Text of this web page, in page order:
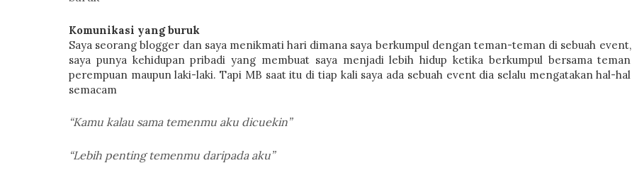
Komunikasi yang buruk
Saya seorang blogger dan saya menikmati hari dimana saya berkumpul dengan teman-teman di sebuah event,
saya punya kehidupan pribadi yang membuat saya menjadi lebih hidup ketika berkumpul bersama teman
perempuan maupun laki-laki. Tapi MB saat itu di tiap kali saya ada sebuah event dia selalu mengatakan hal-hal
semacam
“Kamu kalau sama temenmu aku dicuekin”
“Lebih penting temenmu daripada aku”